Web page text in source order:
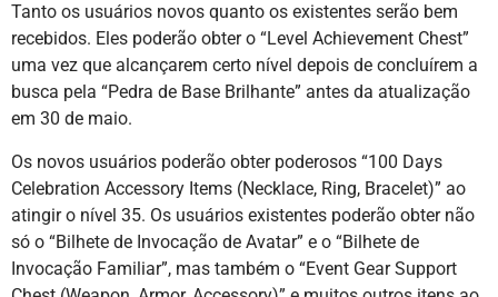
Tanto os usuários novos quanto os existentes serão bem
recebidos. Eles poderão obter o “Level Achievement Chest”
uma vez que alcançarem certo nível depois de concluírem a
busca pela “Pedra de Base Brilhante” antes da atualização
em 30 de maio.
Os novos usuários poderão obter poderosos “100 Days
Celebration Accessory Items (Necklace, Ring, Bracelet)” ao
atingir o nível 35. Os usuários existentes poderão obter não
só o “Bilhete de Invocação de Avatar” e o “Bilhete de
Invocação Familiar”, mas também o “Event Gear Support